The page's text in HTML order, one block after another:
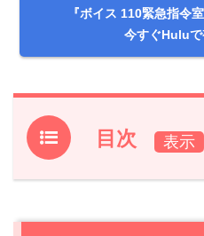
『ボイス 110緊急指令
今すぐHuluで
目次
1.『ボイス 110緊急指令室